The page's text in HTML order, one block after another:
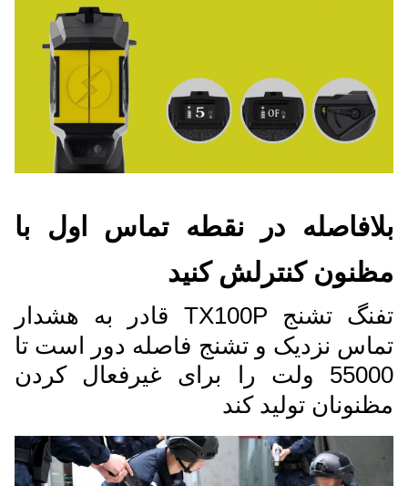
بلافاصله در نقطه تماس اول با
مظنون کنترلش کنيد
تفنگ تشنج TX100P قادر به هشدار
تماس نزدیک و تشنج فاصله دور است تا
55000 ولت را برای غیرفعال کردن
مظنونان تولید کند